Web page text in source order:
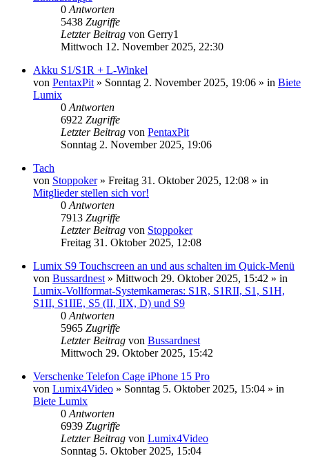
0 Antworten
5438 Zugriffe
Letzter Beitrag von Gerry1
Mittwoch 12. November 2025, 22:30
Akku S1/S1R + L-Winkel
von PentaxPit » Sonntag 2. November 2025, 19:06 » in Biete
Lumix
0 Antworten
6922 Zugriffe
Letzter Beitrag von PentaxPit
Sonntag 2. November 2025, 19:06
Tach
von Stoppoker» Freitag 31. Oktober 2025, 12:08 » in
Mitglieder stellen sich vor!
0 Antworten
7913 Zugriffe
Letzter Beitrag von Stoppoker
Freitag 31. Oktober 2025, 12:08
Lumix S9 Touchscreen an und aus schalten im Quick-Menü
von Bussardnest » Mittwoch 29. Oktober 2025, 15:42 » in
Lumix-Vollformat-Systemkameras: S1R, S1RII, S1, S1H,
S1II, S1IIE, S5 (II, IIX, D) und S9
0 Antworten
5965 Zugriffe
Letzter Beitrag von Bussardnest
Mittwoch 29. Oktober 2025, 15:42
Verschenke Telefon Cage iPhone 15 Pro
von Lumix4Video » Sonntag 5. Oktober 2025, 15:04 » in
Biete Lumix
0 Antworten
6939 Zugriffe
Letzter Beitrag von Lumix4Video
Sonntag 5. Oktober 2025, 15:04